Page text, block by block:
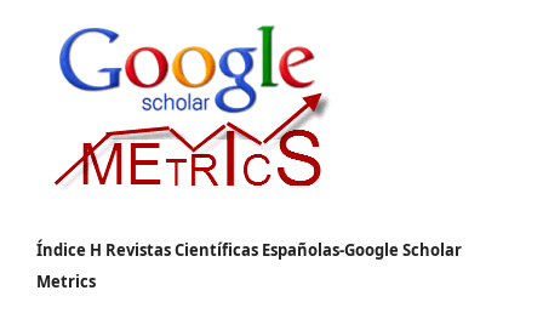
Índice H Revistas Científicas Españolas-Google Scholar
Metrics